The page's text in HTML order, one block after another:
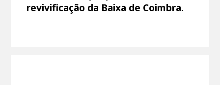
revivificação da Baixa de Coimbra.